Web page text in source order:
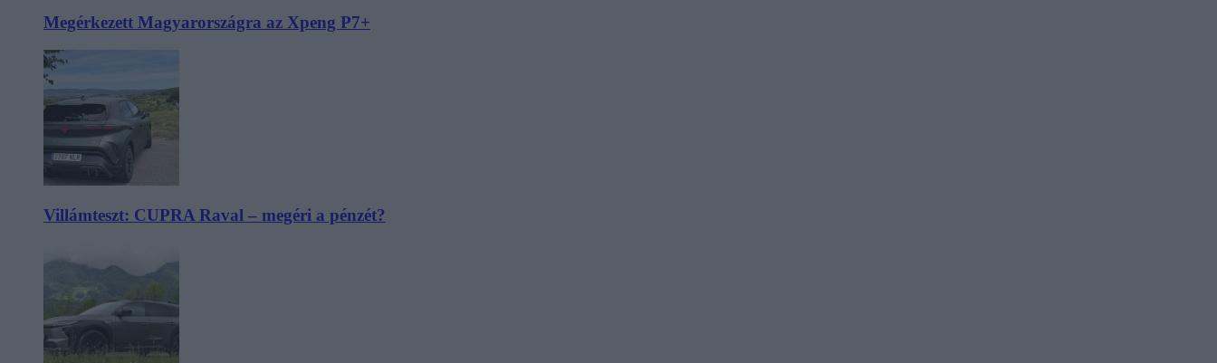
Megérkezett Magyarországra az Xpeng P7+
Villámteszt: CUPRA Raval – megéri a pénzét?